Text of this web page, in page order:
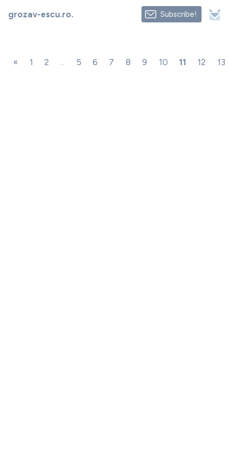
grozav-escu.ro. Subscribe!
« 1 2 ... 5 6 7 8 9 10 11 12 13